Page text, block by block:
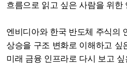
흐름으로 읽고 싶은 사람을 위한
엔비디아와 한국 반도체 주식의
상승을 구조 변화로 이해하고 싶
미래 금융 인프라로 다시 보고